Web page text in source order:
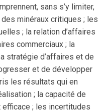
sans s’y limiter,
minéraux critiques ; les
; la relation d’affaires
commerciaux ; la
stratégie d’affaires et de
et de développer
les résultats qui en
; la capacité de
; les incertitudes